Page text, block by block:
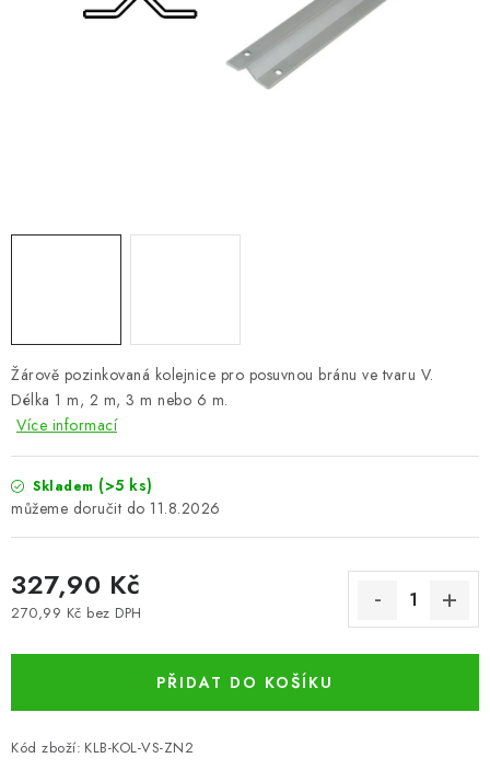
HLINÍKOVÝ PLOTOVÝ SYSTÉM
Kontakt Technická podpora
Žárově pozinkovaná kolejnice pro posuvnou bránu ve tvaru V.
Délka 1 m, 2 m, 3 m nebo 6 m.
Více informací
Skladem (>5 ks)
11.8.2026
327,90 Kč
270,99 Kč bez DPH
PŘIDAT DO KOŠÍKU
Kód zboží: KLB-KOL-VS-ZN2